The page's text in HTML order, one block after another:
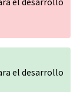
el desarrollo